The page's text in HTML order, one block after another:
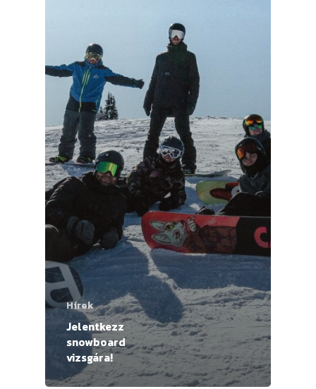
Hírek
Jelentkezz
snowboard
vizsgára!